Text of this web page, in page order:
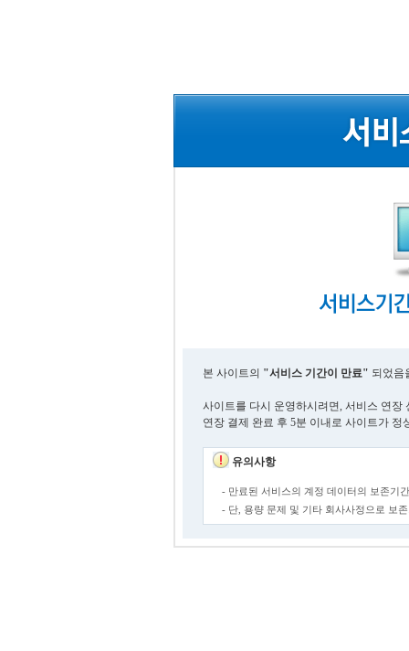
본 사이트의 "서비스 기간이 만료" 되었음
사이트를 다시 운영하시려면, 서비스 연장
연장 결제 완료 후 5분 이내로 사이트가 정
유의사항
- 만료된 서비스의 계정 데이터의 보존기
- 단, 용량 문제 및 기타 회사사정으로 보